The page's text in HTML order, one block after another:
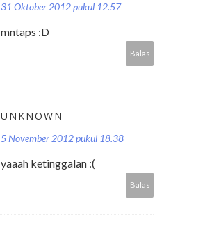
31 Oktober 2012 pukul 12.57
mntaps :D
Balas
UNKNOWN
5 November 2012 pukul 18.38
yaaah ketinggalan :(
Balas